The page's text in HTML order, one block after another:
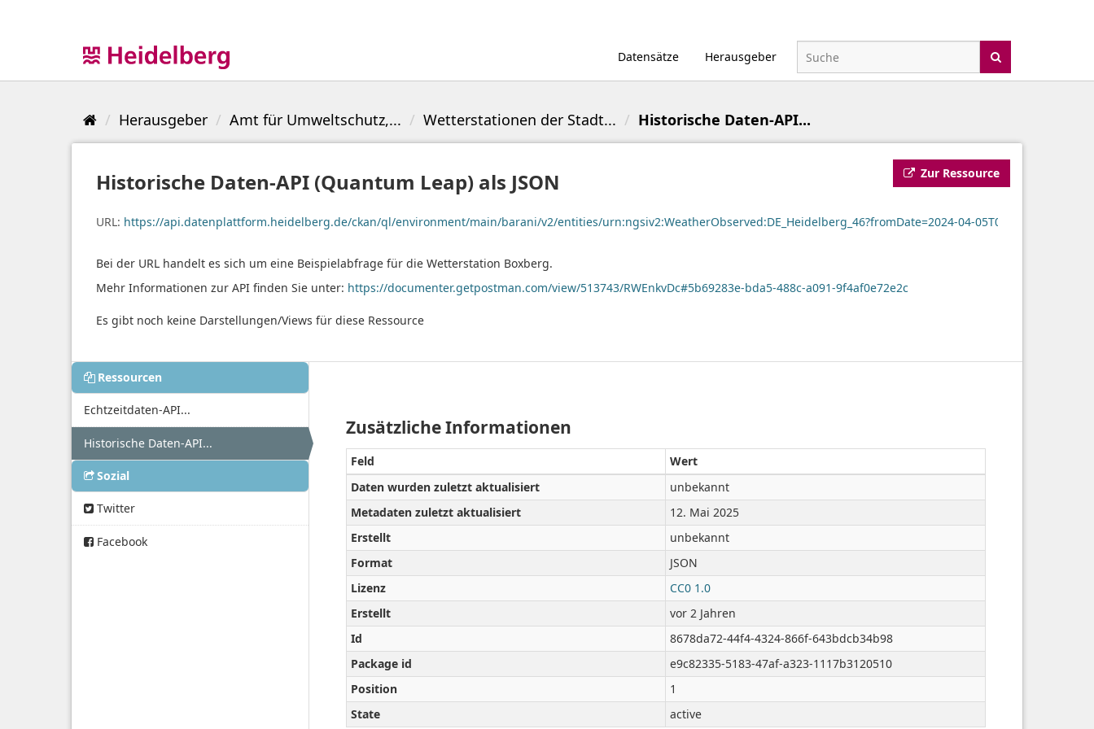
Datensätze
Herausgeber
Herausgeber Amt für Umweltschutz,... Wetterstationen der Stadt... Historische Daten-API...
Zur Ressource
Historische Daten-API (Quantum Leap) als JSON
URL: https://api.datenplattform.heidelberg.de/ckan/ql/environment/main/barani/v2/entities/urn:ngsiv2:WeatherObserved:DE_Heidelberg_46?fromDate=2024-04-
Bei der URL handelt es sich um eine Beispielabfrage für die Wetterstation Boxberg.
Mehr Informationen zur API finden Sie unter: https://documenter.getpostman.com/view/513743/RWEnkvDc#5b69283e-bda5-488c-a091-9f4af0e72e2c
Es gibt noch keine Darstellungen/Views für diese Ressource
Ressourcen
Echtzeitdaten-API...
Historische Daten-API...
Sozial
Twitter
Facebook
Zusätzliche Informationen
Feld
Wert
Daten wurden zuletzt aktualisiert
unbekannt
Metadaten zuletzt aktualisiert
12. Mai 2025
Erstellt
unbekannt
Format
JSON
Lizenz
CC0 1.0
Erstellt
vor 2 Jahren
Id
8678da72-44f4-4324-866f-643bdcb34b98
Package id
e9c82335-5183-47af-a323-1117b3120510
Position
1
State
active